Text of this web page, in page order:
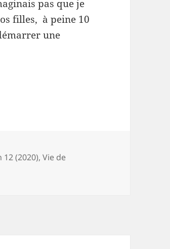
pas que je
filles, à peine 10
une
de papa
12 (2020),Vie de
et vie de papa